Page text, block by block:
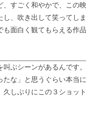
すごく和やかで、この
、吹き出して笑ってし
面白く観てもらえる作
ぶシーンがあるんです
な」と思うぐらい本当
しぶりにこの３ショッ